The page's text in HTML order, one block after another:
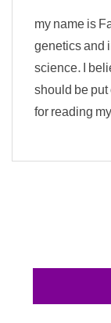
my name is
genetics and
science. I
should be
for reading